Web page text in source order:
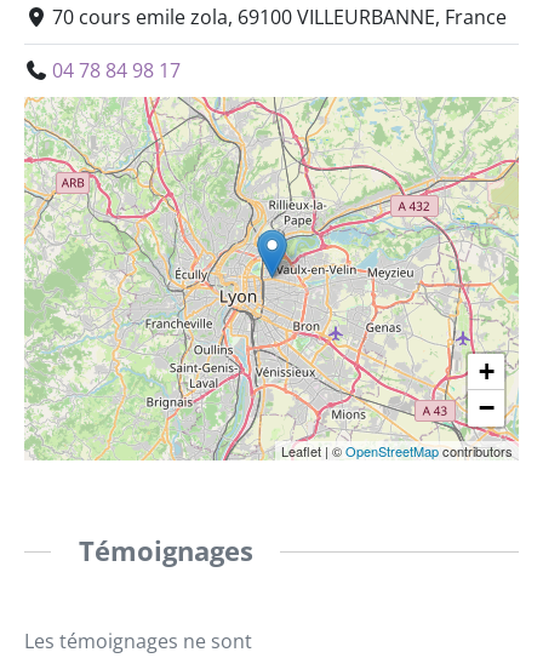
70 cours emile zola, 69100 VILLEURBANNE, France
04 78 84 98 17
+
−
Leaflet | ©OpenStreetMapcontributors
Témoignages
Les témoignages ne sont